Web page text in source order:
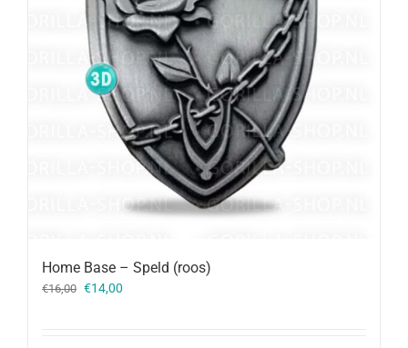
Home Base – Speld (roos)
€16,00 Oorspronkelijke
€14,00